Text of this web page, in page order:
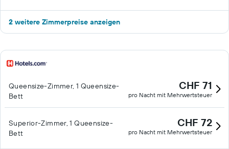
2 weitere Zimmerpreise anzeigen
Queensize-Zimmer, 1 Queensize-
Bett
CHF 71
pro Nacht mit Mehrwertsteuer
Superior-Zimmer, 1 Queensize-
Bett
CHF 72
pro Nacht mit Mehrwertsteuer